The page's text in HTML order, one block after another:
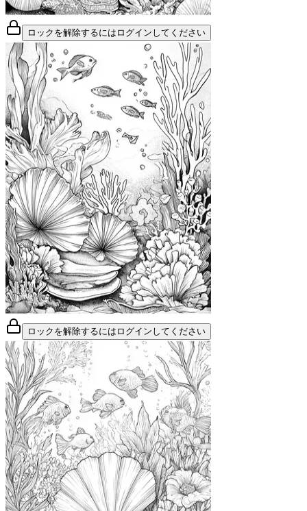
ロックを解除するにはログインしてください
ロックを解除するにはログインしてください